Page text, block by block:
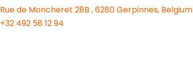
Rue de Moncheret 28B , 6280 Gerpinnes, Belgium
+32 492 58 12 94